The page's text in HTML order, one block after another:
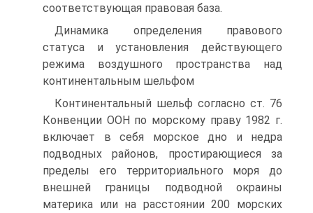
соответствующая правовая база.
Динамика определения правового
статуса и установления действующего
режима воздушного пространства над
континентальным шельфом
Континентальный шельф согласно ст. 76
Конвенции ООН по морскому праву 1982 г.
включает в себя морское дно и недра
подводных районов, простирающиеся за
пределы его территориального моря до
внешней границы подводной окраины
материка или на расстоянии 200 морских